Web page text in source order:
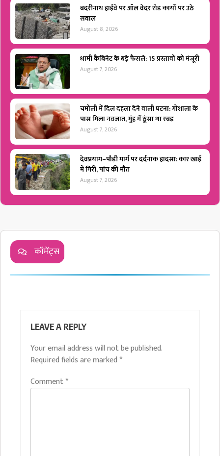
बदरीनाथ हाईवे पर ऑल वेदर रोड कार्यों पर उठे
सवाल
August 8, 2026
धामी कैबिनेट के बड़े फैसले: 15 प्रस्तावों को मंजूरी
August 7, 2026
चमोली में दिल दहला देने वाली घटना: गोशाला के
पास मिला नवजात, मुंह में ठूंसा था रबड़
August 7, 2026
देवप्रयाग–पौड़ी मार्ग पर दर्दनाक हादसा: कार खाई
में गिरी, पांच की मौत
August 7, 2026
कॉमेंट्स
LEAVE A REPLY
Your email address will not be published.
Required fields are marked *
Comment*